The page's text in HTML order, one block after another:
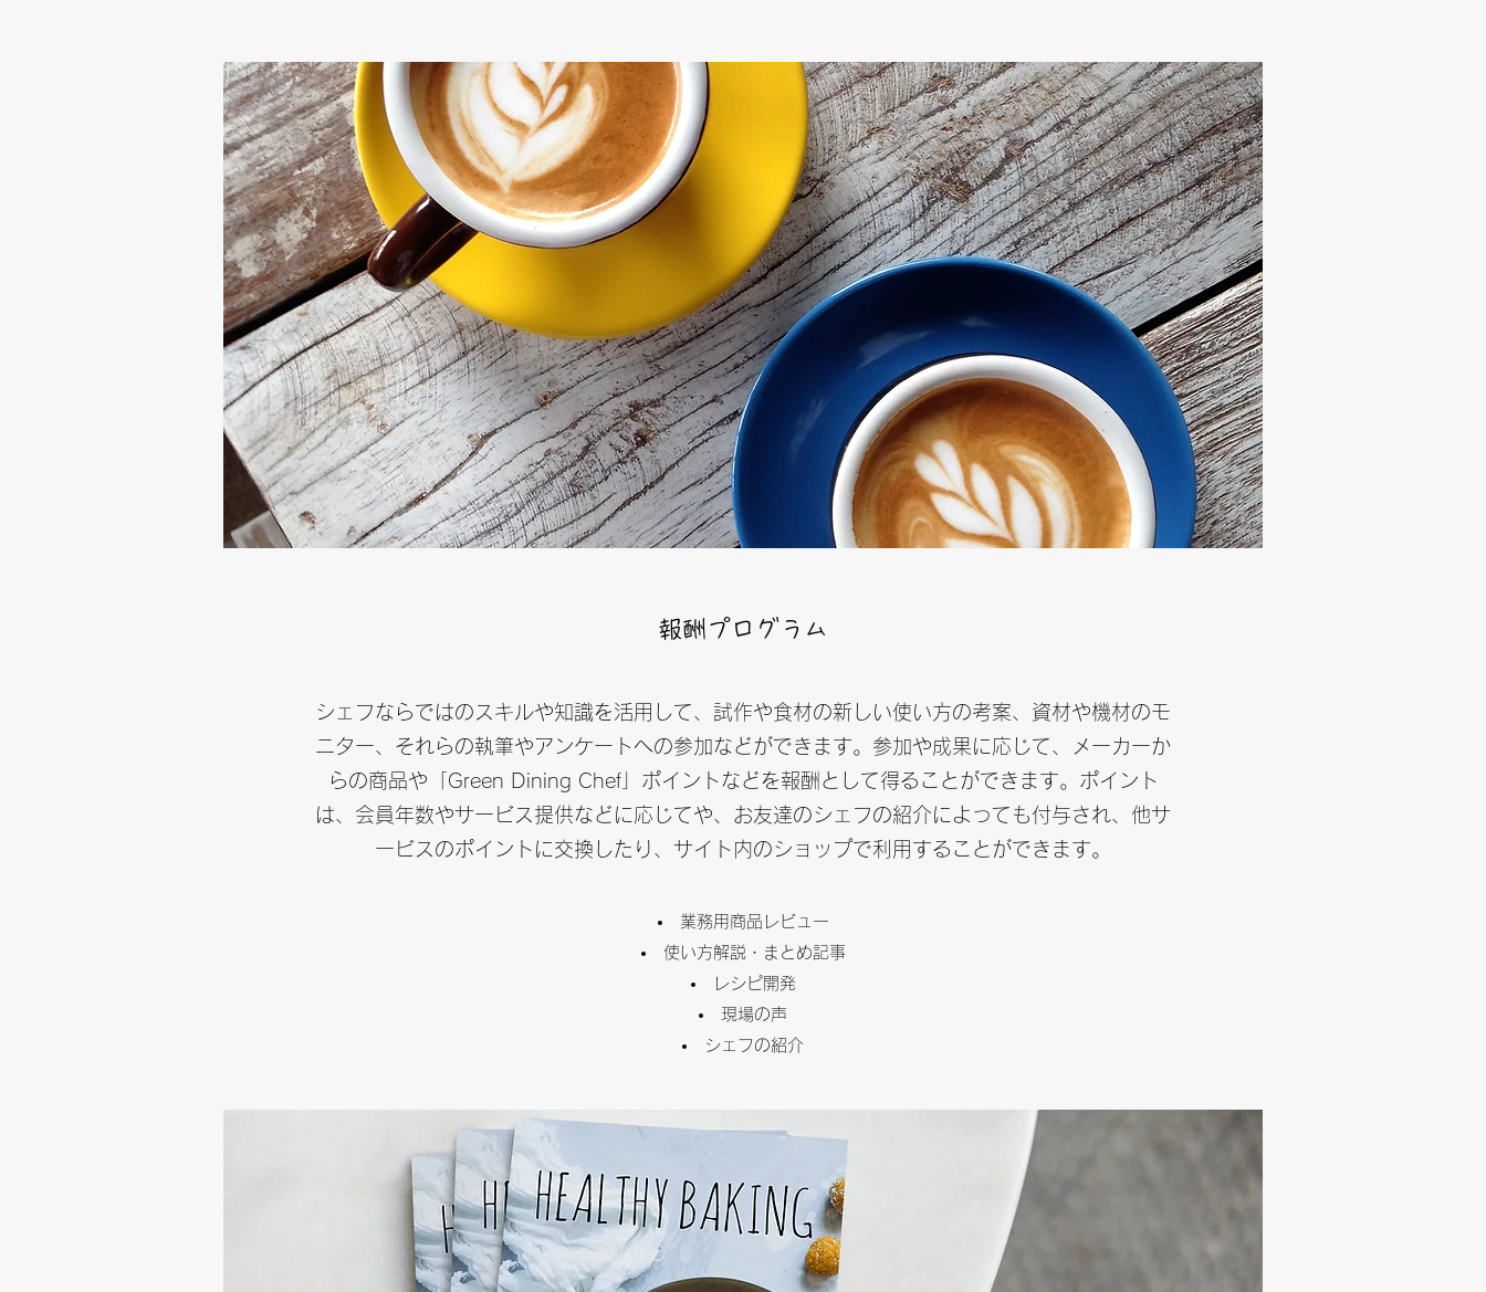
報酬プログラム
シェフならではのスキルや知識を活用して、試作や食材の新しい使い方の考案、資材や機材のモ
ニター、それらの執筆やアンケートへの参加などができます。参加や成果に応じて、メーカーか
らの商品や「Green Dining Chef」ポイントなどを報酬として得ることができます。ポイント
は、会員年数やサービス提供などに応じてや、お友達のシェフの紹介によっても付与され、他サ
ービスのポイントに交換したり、サイト内のショップで利用することができます。
業務用商品レビュー
使い方解説・まとめ記事
レシピ開発
現場の声
シェフの紹介